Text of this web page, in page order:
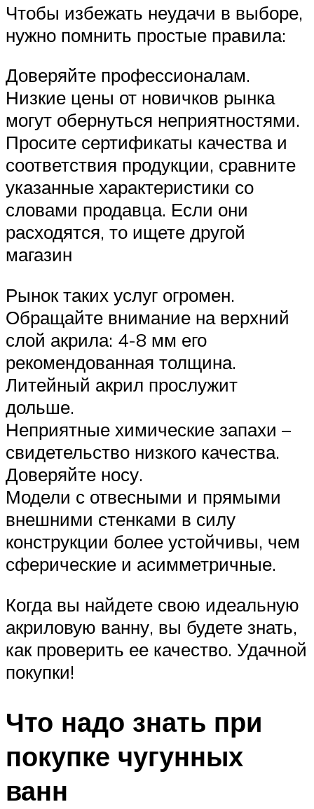
Чтобы избежать неудачи в выборе,
нужно помнить простые правила:
Доверяйте профессионалам.
Низкие цены от новичков рынка
могут обернуться неприятностями.
Просите сертификаты качества и
соответствия продукции, сравните
указанные характеристики со
словами продавца. Если они
расходятся, то ищете другой
магазин
Рынок таких услуг огромен.
Обращайте внимание на верхний
слой акрила: 4-8 мм его
рекомендованная толщина.
Литейный акрил прослужит
дольше.
Неприятные химические запахи –
свидетельство низкого качества.
Доверяйте носу.
Модели с отвесными и прямыми
внешними стенками в силу
конструкции более устойчивы, чем
сферические и асимметричные.
Когда вы найдете свою идеальную
акриловую ванну, вы будете знать,
как проверить ее качество. Удачной
покупки!
Что надо знать при
покупке чугунных
ванн